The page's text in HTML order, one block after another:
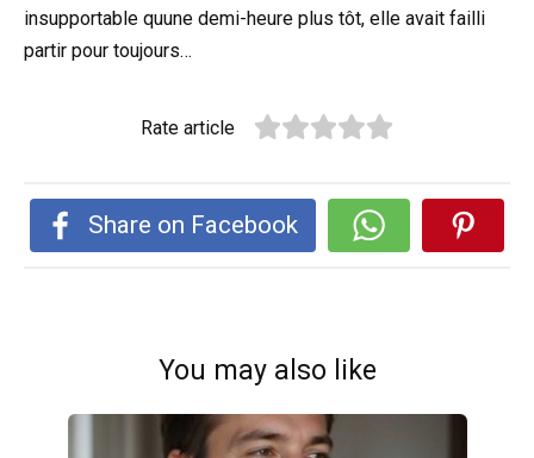
insupportable quune demi-heure plus tôt, elle avait failli
partir pour toujours…
Rate article
Share on Facebook
You may also like